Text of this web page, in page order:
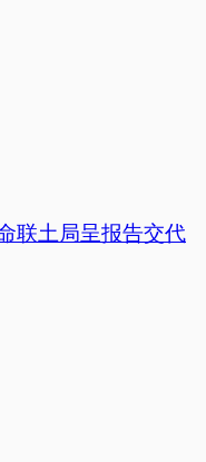
联土局呈报告交代